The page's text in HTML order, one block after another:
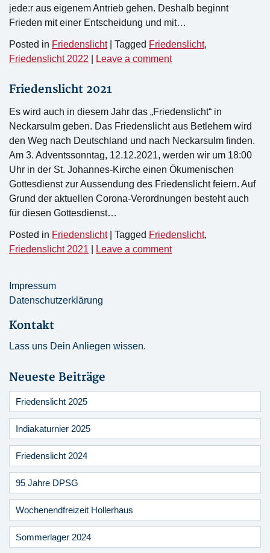
jede:r aus eigenem Antrieb gehen. Deshalb beginnt
Frieden mit einer Entscheidung und mit…
Posted in Friedenslicht Tagged Friedenslicht,
Friedenslicht 2022
Leave a comment
Friedenslicht 2021
Es wird auch in diesem Jahr das „Friedenslicht“ in
Neckarsulm geben. Das Friedenslicht aus Betlehem wird
den Weg nach Deutschland und nach Neckarsulm finden.
Am 3. Adventssonntag, 12.12.2021, werden wir um 18:00
Uhr in der St. Johannes-Kirche einen Ökumenischen
Gottesdienst zur Aussendung des Friedenslicht feiern. Auf
Grund der aktuellen Corona-Verordnungen besteht auch
für diesen Gottesdienst…
Posted in Friedenslicht Tagged Friedenslicht,
Friedenslicht 2021
Leave a comment
Impressum
Datenschutzerklärung
Kontakt
Lass uns Dein Anliegen wissen.
Neueste Beiträge
Friedenslicht 2025
Indiakaturnier 2025
Friedenslicht 2024
95 Jahre DPSG
Wochenendfreizeit Hollerhaus
Sommerlager 2024